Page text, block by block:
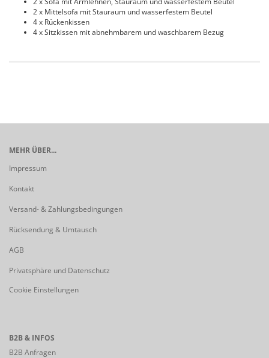
2 x Mittelsofa mit Stauraum und wasserfestem Beutel
4 x Rückenkissen
4 x Sitzkissen mit abnehmbarem und waschbarem Bezug
MEHR ÜBER...
Impressum
Kontakt
Versand- & Zahlungsbedingungen
Rücksendung & Umtausch
AGB
Privatsphäre und Datenschutz
Cookie Einstellungen
B2B & INFOS
B2B Anfragen